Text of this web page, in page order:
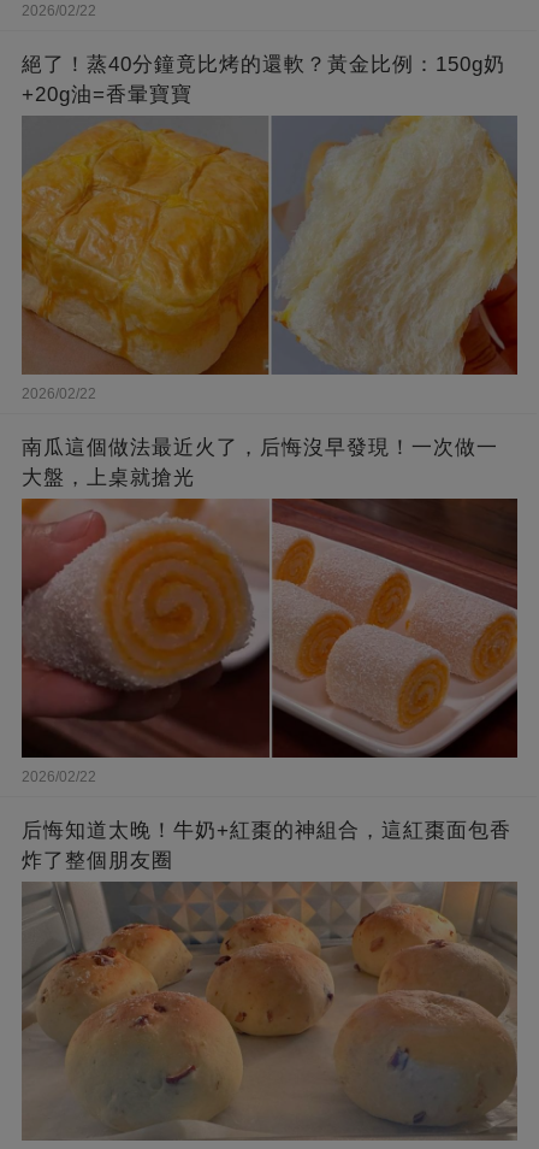
2026/02/22
絕了！蒸40分鐘竟比烤的還軟？黃金比例：150g奶
+20g油=香暈寶寶
2026/02/22
南瓜這個做法最近火了，后悔沒早發現！一次做一
大盤，上桌就搶光
2026/02/22
后悔知道太晚！牛奶+紅棗的神組合，這紅棗面包香
炸了整個朋友圈